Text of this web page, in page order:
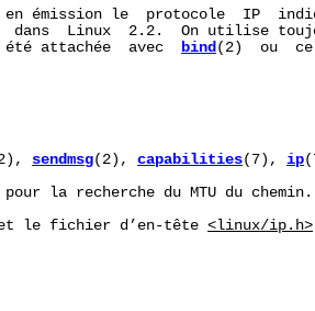
en émission le  protocole  IP
dans  Linux  2.2.  On utilise
été attachée  avec
bind(2)  ou
sendmsg(2), capabilities(7), ip
pour la recherche du MTU du chemin.
le fichier d’en-tête <linux/ip.h>